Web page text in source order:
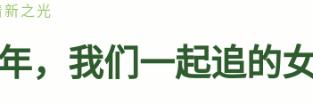
之光
，我们一起追的